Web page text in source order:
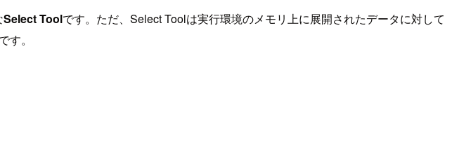
Select Toolです。ただ、Select Toolは実行環境のメモリ上に展開されたデータに対して
。